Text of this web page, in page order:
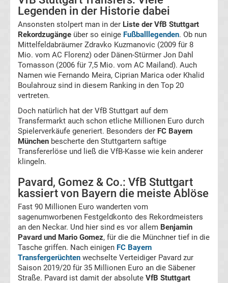
Pokal
Ergebnisse
Champions
League
Tabelle
Champions
League
Ergebnisse
League
Tabelle
Legenden in der Historie dabei
Ansonsten stolpert man in der Liste der VfB Stuttgart
Rekordzugänge über so einige Fußballlegenden. Ob nun
Mittelfeldabräumer Zdravko Kuzmanovic (2009 für 8
Mio. vom AC Florenz) oder Dänen-Stürmer Jon Dahl
Tomasson (2006 für 7,5 Mio. vom AC Mailand). Auch
Namen wie Fernando Meira, Ciprian Marica oder Khalid
Boulahrouz sind in diesem Ranking in den Top 20
vertreten.
Doch natürlich hat der VfB Stuttgart auf dem
Transfermarkt auch schon etliche Millionen Euro durch
Spielerverkäufe generiert. Besonders der FC Bayern
München bescherte den Stuttgartern saftige
Transfererlöse und ließ die VfB-Kasse wie kein anderer
klingeln.
Pavard, Gomez & Co.: VfB Stuttgart
kassiert von Bayern die meiste Ablöse
Fast 90 Millionen Euro wanderten vom
sagenumworbenen Festgeldkonto des Rekordmeisters
an den Neckar. Und hier sind es vor allem Benjamin
Pavard und Mario Gomez, für die die Münchner tief in die
Tasche griffen. Nach einigen FC Bayern
Transfergerüchten wechselte Verteidiger Pavard zur
Saison 2019/20 für 35 Millionen Euro an die Säbener
Straße. Pavard ist damit der absolute VfB Stuttgart